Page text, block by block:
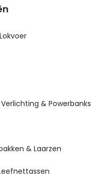
& Powerbanks
& Laarzen